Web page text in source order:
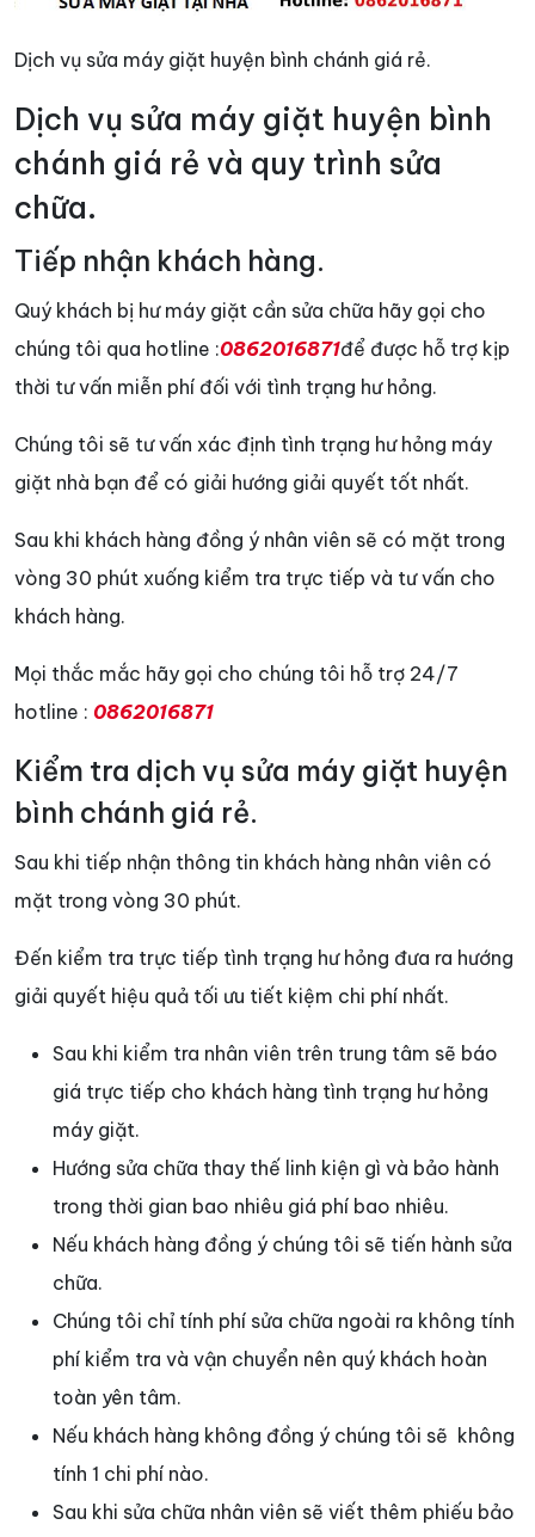
Dịch vụ sửa máy giặt huyện bình chánh giá rẻ.
Dịch vụ sửa máy giặt huyện bình
chánh giá rẻ và quy trình sửa
chữa.
Tiếp nhận khách hàng.
Quý khách bị hư máy giặt cần sửa chữa hãy gọi cho
chúng tôi qua hotline :0862016871để được hỗ trợ kịp
thời tư vấn miễn phí đối với tình trạng hư hỏng.
Chúng tôi sẽ tư vấn xác định tình trạng hư hỏng máy
giặt nhà bạn để có giải hướng giải quyết tốt nhất.
Sau khi khách hàng đồng ý nhân viên sẽ có mặt trong
vòng 30 phút xuống kiểm tra trực tiếp và tư vấn cho
khách hàng.
Mọi thắc mắc hãy gọi cho chúng tôi hỗ trợ 24/7
hotline : 0862016871
Kiểm tra dịch vụ sửa máy giặt huyện
bình chánh giá rẻ.
Sau khi tiếp nhận thông tin khách hàng nhân viên có
mặt trong vòng 30 phút.
Đến kiểm tra trực tiếp tình trạng hư hỏng đưa ra hướng
giải quyết hiệu quả tối ưu tiết kiệm chi phí nhất.
Sau khi kiểm tra nhân viên trên trung tâm sẽ báo
giá trực tiếp cho khách hàng tình trạng hư hỏng
máy giặt.
Hướng sửa chữa thay thế linh kiện gì và bảo hành
trong thời gian bao nhiêu giá phí bao nhiêu.
Nếu khách hàng đồng ý chúng tôi sẽ tiến hành sửa
chữa.
Chúng tôi chỉ tính phí sửa chữa ngoài ra không tính
phí kiểm tra và vận chuyển nên quý khách hoàn
toàn yên tâm.
Nếu khách hàng không đồng ý chúng tôi sẽ không
tính 1 chi phí nào.
Sau khi sửa chữa nhân viên sẽ viết thêm phiếu bảo